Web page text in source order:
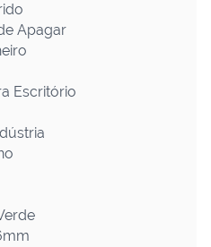
Apagar
Escritório